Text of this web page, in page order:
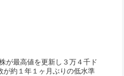
が最高値を更新し３万４千ド
が約１年１ヶ月ぶりの低水準